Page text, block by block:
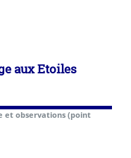
aux Etoiles
et observations (point